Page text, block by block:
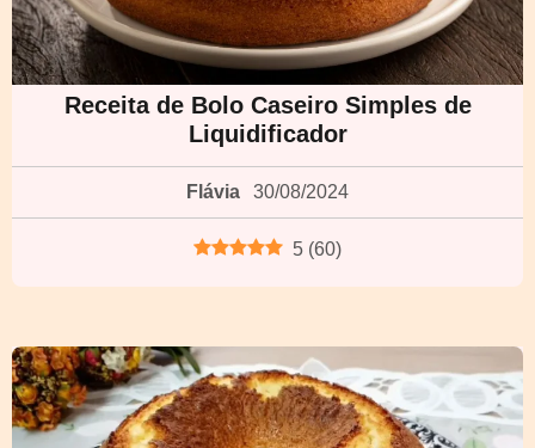
Receita de Bolo Caseiro Simples de
Liquidificador
Flávia 30/08/2024
5 (60)